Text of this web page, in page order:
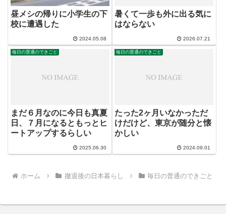
昼メシの帰りに小学生の下
校に遭遇した
2024.05.08
暑くて一歩も外に出る気に
はならない
2026.07.21
毎日の普通のできごと
まだ６月なのに今日も真夏
日、７月になるともっとヒ
ートアップするらしい
2025.06.30
毎日の普通のできごと
たった2ヶ月いなかっただ
けだけど、東京が随分と懐
かしい
2024.09.01
ホーム 撤退後の日本暮らし 毎日の普通のできごと